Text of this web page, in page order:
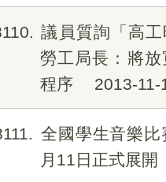
議員質詢「高工
勞工局長：將
程序
2013-11-
全國學生音樂
月11日正式展開